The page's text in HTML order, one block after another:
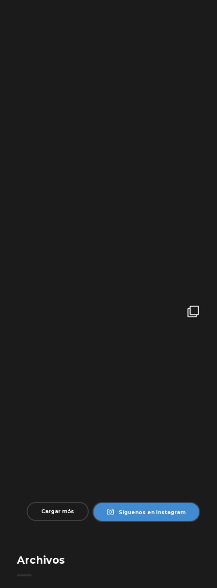
Cargar más Síguenos en Instagram
Archivos